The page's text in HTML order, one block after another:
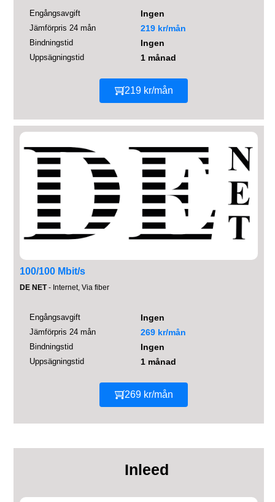
Engångsavgift Ingen
Jämförpris 24 mån 219 kr/mån
Bindningstid Ingen
Uppsägningstid 1 månad
219 kr/mån
100/100 Mbit/s
DE NET- Internet, Via fiber
Engångsavgift Ingen
Jämförpris 24 mån 269 kr/mån
Bindningstid Ingen
Uppsägningstid 1 månad
269 kr/mån
Inleed